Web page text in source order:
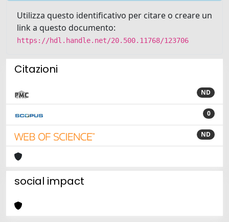
Utilizza questo identificativo per citare o creare un
link a questo documento:
https://hdl.handle.net/20.500.11768/123706
Citazioni
ND
0
ND
social impact